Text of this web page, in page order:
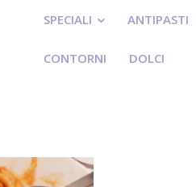
SPECIALI ANTIPASTI
CONTORNI DOLCI